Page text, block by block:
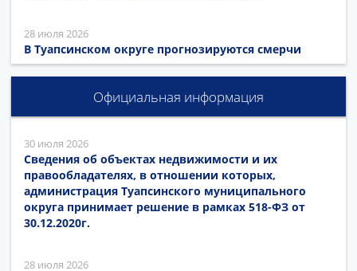
28 июля 2026
В Туапсинском округе прогнозируются смерчи
Официальная информация
30 июля 2026
Сведения об объектах недвижимости и их
правообладателях, в отношении которых,
администрация Туапсинского муниципального
округа принимает решение в рамках 518-ФЗ от
30.12.2020г.
28 июля 2026